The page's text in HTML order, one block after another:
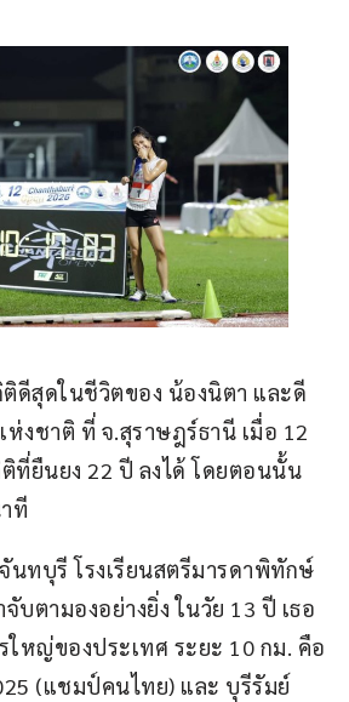
ติดีสุดในชีวิตของ น้องนิตา และดี
งชาติ ที่ จ.สุราษฎร์ธานี เมื่อ 12
ที่ยืนยง 22 ปี ลงได้ โดยตอนนั้น
ที
นทบุรี โรงเรียนสตรีมารดาพิทักษ์
บตามองอย่างยิ่ง ในวัย 13 ปี เธอ
ใหญ่ของประเทศ ระยะ 10 กม. คือ
(แชมป์คนไทย) และ บุรีรัมย์